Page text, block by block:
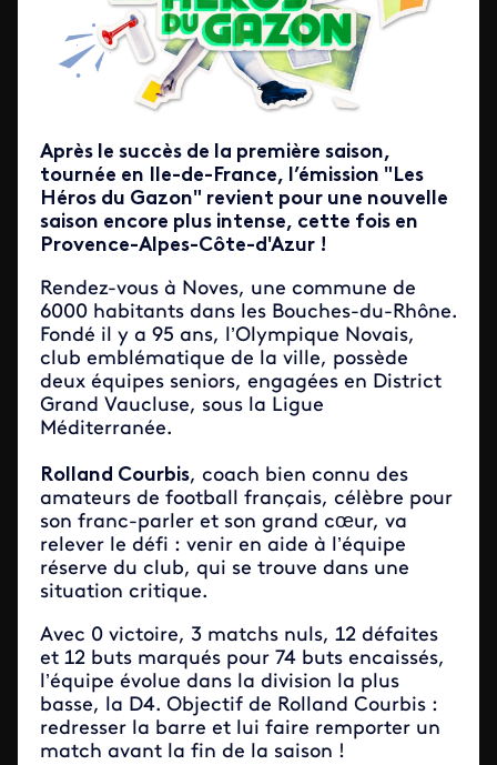
Après le succès de la première saison,
tournée en Ile-de-France, l’émission "Les
Héros du Gazon" revient pour une nouvelle
saison encore plus intense, cette fois en
Provence-Alpes-Côte-d'Azur !
Rendez-vous à Noves, une commune de
6000 habitants dans les Bouches-du-Rhône.
Fondé il y a 95 ans, l’Olympique Novais,
club emblématique de la ville, possède
deux équipes seniors, engagées en District
Grand Vaucluse, sous la Ligue
Méditerranée.
Rolland Courbis, coach bien connu des
amateurs de football français, célèbre pour
son franc-parler et son grand cœur, va
relever le défi : venir en aide à l’équipe
réserve du club, qui se trouve dans une
situation critique.
Avec 0 victoire, 3 matchs nuls, 12 défaites
et 12 buts marqués pour 74 buts encaissés,
l’équipe évolue dans la division la plus
basse, la D4. Objectif de Rolland Courbis :
redresser la barre et lui faire remporter un
match avant la fin de la saison !